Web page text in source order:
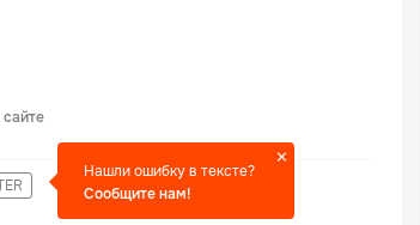
Нашли ошибку в тексте?
Сообщите нам!